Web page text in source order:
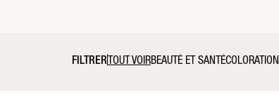
FILTRER TOUT VOIRBEAUTÉ ET SANTÉCOLORATION